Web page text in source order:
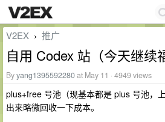
V2EX › 推广
自用 Codex 站（今天继续
Byyang1395592280at May 11 · 4949 views
plus+free 号池（现基本都是 plus 号池，
出来略微回收一下成本。